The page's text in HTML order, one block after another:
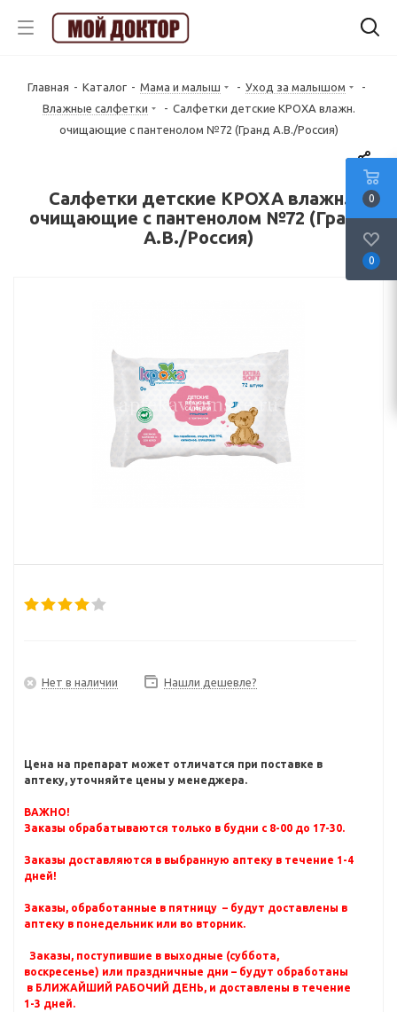
Главная - Каталог - Мама и малыш - Уход за малышом
-
Влажные салфетки
- Салфетки детские КРОХА влажн.
очищающие с пантенолом №72 (Гранд А.В./Россия)
Салфетки детские КРОХА влажн.
очищающие с пантенолом №72 (Гранд
А.В./Россия)
Нет в наличии Нашли дешевле?
Цена на препарат может отличатся при поставке в
аптеку, уточняйте цены у менеджера.
ВАЖНО!
Заказы обрабатываются только в будни с 8-00 до 17-30.
Заказы доставляются в выбранную аптеку в течение 1-4
дней!
Заказы, обработанные в пятницу – будут доставлены в
аптеку в понедельник или во вторник.
Заказы, поступившие в выходные (суббота,
воскресенье) или праздничные дни – будут обработаны
в БЛИЖАЙШИЙ РАБОЧИЙ ДЕНЬ, и доставлены в течение
1-3 дней.
0
0